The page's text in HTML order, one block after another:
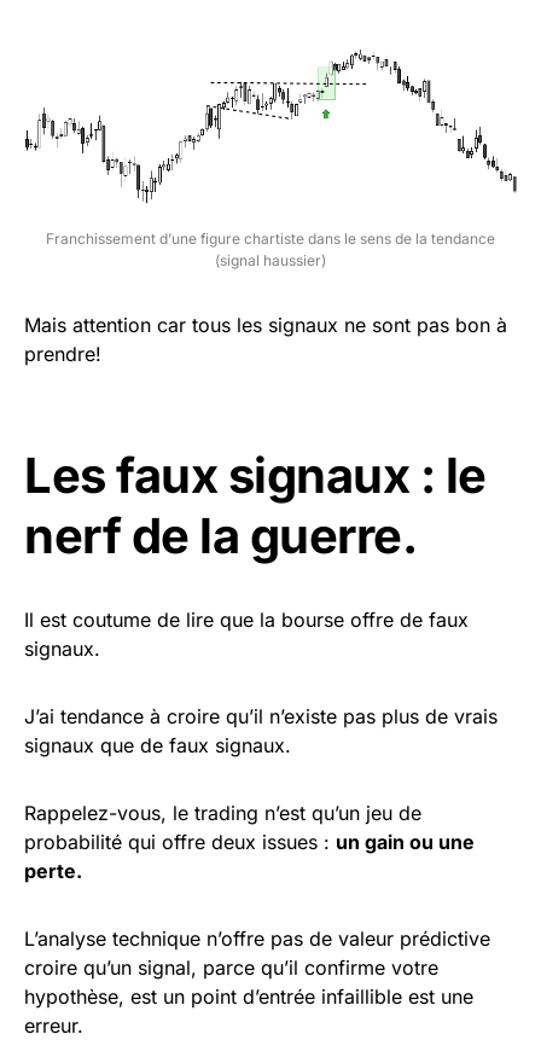
Franchissement d’une figure chartiste dans le sens de la tendance
(signal haussier)
Mais attention car tous les signaux ne sont pas bon à
prendre!
Les faux signaux : le
nerf de la guerre.
Il est coutume de lire que la bourse offre de faux
signaux.
J’ai tendance à croire qu’il n’existe pas plus de vrais
signaux que de faux signaux.
Rappelez-vous, le trading n’est qu’un jeu de
probabilité qui offre deux issues : un gain ou une
perte.
L’analyse technique n’offre pas de valeur prédictive
croire qu’un signal, parce qu’il confirme votre
hypothèse, est un point d’entrée infaillible est une
erreur.